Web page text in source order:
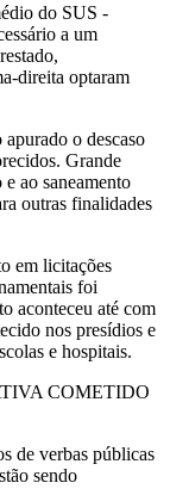
do SUS -
a um
direita optaram
o descaso
Grande
e ao saneamento
outras finalidades
em licitações
foi
aconteceu até com
nos presídios e
e hospitais.
COMETIDO
de verbas públicas
sendo